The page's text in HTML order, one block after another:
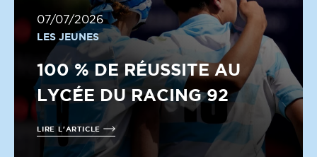
07/07/2026
LES JEUNES
100 % DE RÉUSSITE AU
LYCÉE DU RACING 92
LIRE L'ARTICLE